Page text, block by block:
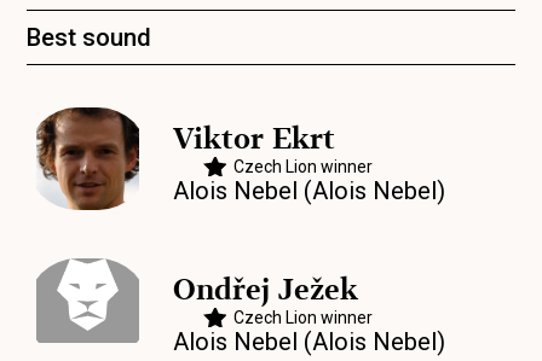
Best sound
Viktor Ekrt
Czech Lion winner
Alois Nebel (Alois Nebel)
Ondřej Ježek
Czech Lion winner
Alois Nebel (Alois Nebel)